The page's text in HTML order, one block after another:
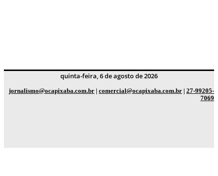
quinta-feira, 6 de agosto de 2026
jornalismo@ocapixaba.com.br | comercial@ocapixaba.com.br | 27-99205-
7069